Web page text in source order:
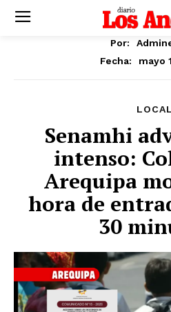
Por:
Fecha:
mayo
LOCAL
Senamhi
intenso:
Arequipa
hora de
30